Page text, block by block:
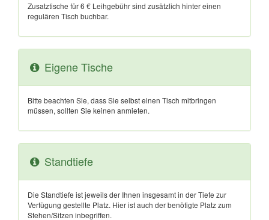
Zusatztische für 6 € Leihgebühr sind zusätzlich hinter einen
regulären Tisch buchbar.
Eigene Tische
Bitte beachten Sie, dass Sie selbst einen Tisch mitbringen
müssen, sollten Sie keinen anmieten.
Standtiefe
Die Standtiefe ist jeweils der Ihnen insgesamt in der Tiefe zur
Verfügung gestellte Platz. Hier ist auch der benötigte Platz zum
Stehen/Sitzen inbegriffen.